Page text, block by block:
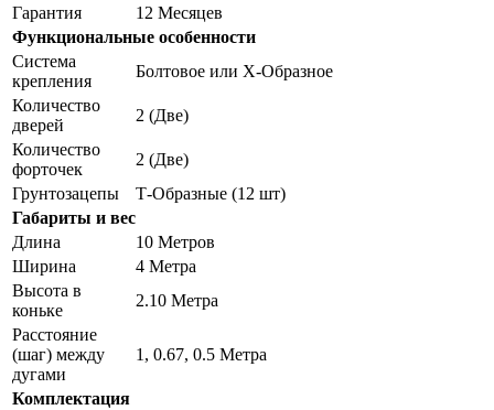
Гарантия
12 Месяцев
Функциональные особенности
Система
крепления
Болтовое или Х-Образное
Количество
дверей
2 (Две)
Количество
форточек
2 (Две)
Грунтозацепы
Т-Образные (12 шт)
Габариты и вес
Длина
10 Метров
Ширина
4 Метра
Высота в
коньке
2.10 Метра
Расстояние
(шаг) между
дугами
1, 0.67, 0.5 Метра
Комплектация